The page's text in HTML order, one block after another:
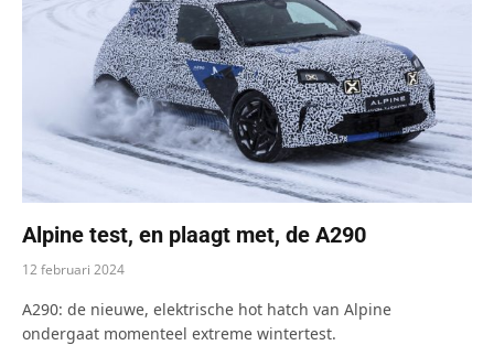
Alpine test, en plaagt met, de A290
12 februari 2024
A290: de nieuwe, elektrische hot hatch van Alpine
ondergaat momenteel extreme wintertest.